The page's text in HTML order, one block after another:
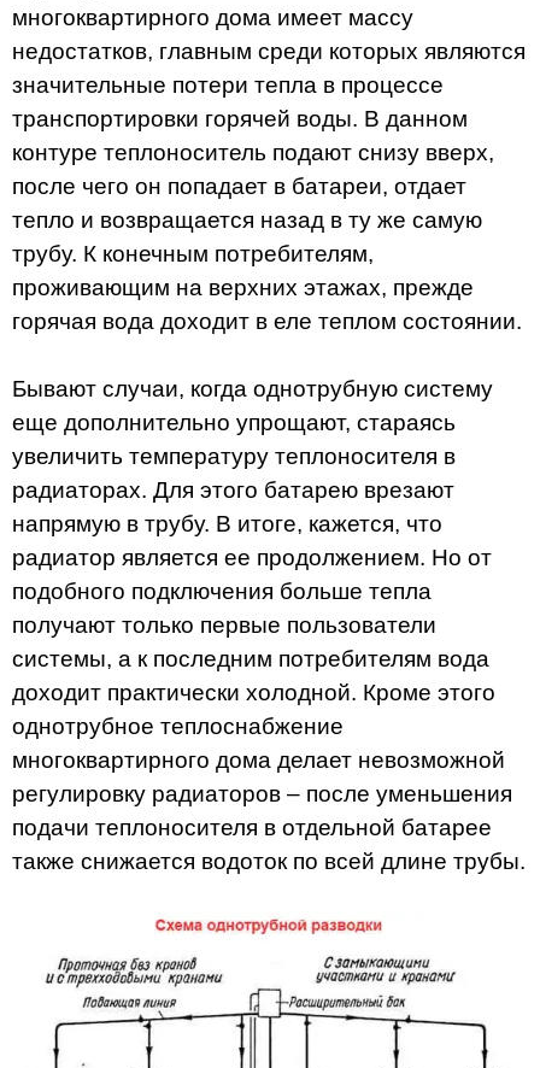
многоквартирного дома имеет массу
недостатков, главным среди которых являются
значительные потери тепла в процессе
транспортировки горячей воды. В данном
контуре теплоноситель подают снизу вверх,
после чего он попадает в батареи, отдает
тепло и возвращается назад в ту же самую
трубу. К конечным потребителям,
проживающим на верхних этажах, прежде
горячая вода доходит в еле теплом состоянии.
Бывают случаи, когда однотрубную систему
еще дополнительно упрощают, стараясь
увеличить температуру теплоносителя в
радиаторах. Для этого батарею врезают
напрямую в трубу. В итоге, кажется, что
радиатор является ее продолжением. Но от
подобного подключения больше тепла
получают только первые пользователи
системы, а к последним потребителям вода
доходит практически холодной. Кроме этого
однотрубное теплоснабжение
многоквартирного дома делает невозможной
регулировку радиаторов – после уменьшения
подачи теплоносителя в отдельной батарее
также снижается водоток по всей длине трубы.